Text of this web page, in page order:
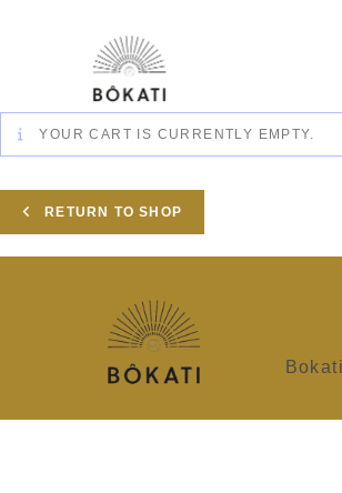
YOUR CART IS CURRENTLY EMPTY.
RETURN TO SHOP